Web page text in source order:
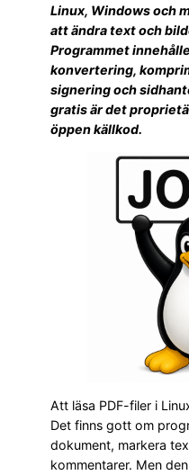
Linux, Windows och
att ändra text och
Programmet
konvertering,
signering och
gratis är det
öppen källkod.
Att läsa PDF-filer i
Det finns gott om
dokument, markera
kommentarer. Men